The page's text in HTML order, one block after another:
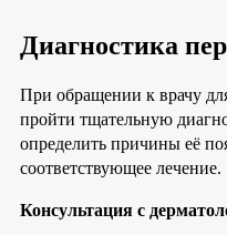
Диагностика
При обращении к врачу
пройти тщательную
определить причины её
соответствующее лечение.
Консультация с